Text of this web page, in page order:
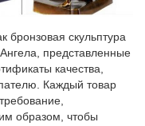
бронзовая скульптура
представленные
качества,
Каждый товар
образом, чтобы